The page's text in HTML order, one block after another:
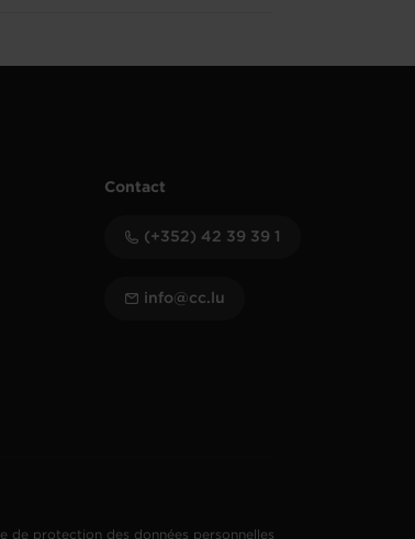
Contact
(+352) 42 39 39 1
info@cc.lu
de protection des données personnelles